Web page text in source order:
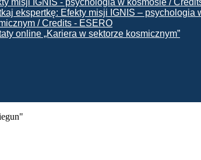
ekspertkę: Efekty misji IGNIS – psychologia
online „Kariera w sektorze kosmicznym”